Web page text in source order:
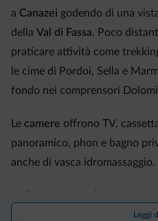
a Canazei godendo di una
della Val di Fassa. Poco
praticare attività come
le cime di Pordoi, Sella e
fondo nei comprensori
Le camere offrono TV,
panoramico, phon e bagno
anche di vasca idromassaggio.
del territorio e piatti
Leggi